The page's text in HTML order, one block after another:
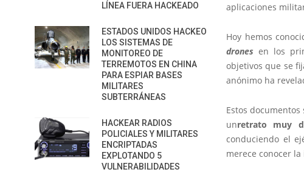
aplicaciones
Hoy hemos
dronesen los
objetivos que se
anónimo ha
Estos
unretrato muy
conduciendo el
merece conocer
LÍNEA FUERA HACKEADO
ESTADOS UNIDOS HACKEO
LOS SISTEMAS DE
MONITOREO DE
TERREMOTOS EN CHINA
PARA ESPIAR BASES
MILITARES
SUBTERRÁNEAS
HACKEAR RADIOS
POLICIALES Y MILITARES
ENCRIPTADAS
EXPLOTANDO 5
VULNERABILIDADES